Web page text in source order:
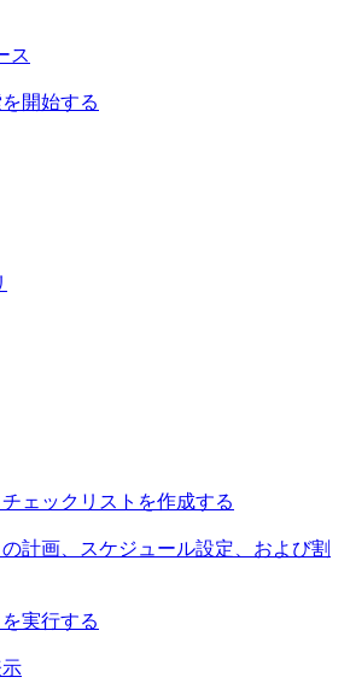
ス
開始する
ェックリストを作成する
計画、スケジュール設定、および割
実行する